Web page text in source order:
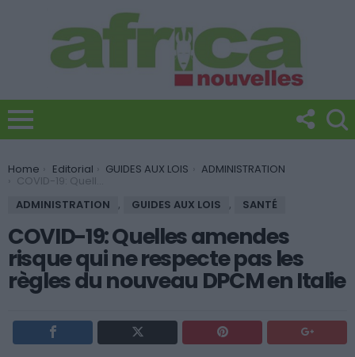
You are here:
Home Editorial GUIDES AUX LOIS ADMINISTRATION
COVID-19: Quelles amendes risque qui ne respecte pas les règles du nouveau DPCM en Italie
ADMINISTRATION
, GUIDES AUX LOIS , SANTÉ
COVID-19: Quelles amendes
risque qui ne respecte pas les
règles du nouveau DPCM en Italie